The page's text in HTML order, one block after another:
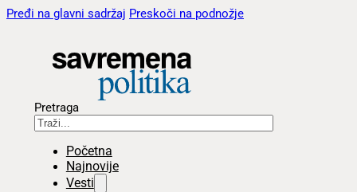
Pređi na glavni sadržaj Preskoči na podnožje
Pretraga
Početna
Najnovije
Vesti